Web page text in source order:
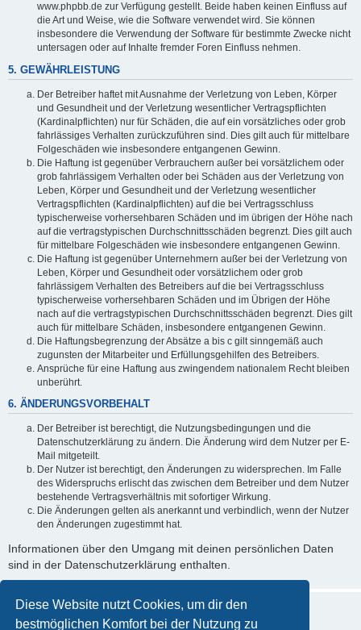
Diese Website nutzt Cookies, um dir den
bestmöglichen Komfort bei der Nutzung zu
www.phpbb.de zur Verfügung gestellt. Beide haben keinen Einfluss auf
die Art und Weise, wie die Software verwendet wird. Sie können
insbesondere die Verwendung der Software für bestimmte Zwecke nicht
untersagen oder auf Inhalte fremder Foren Einfluss nehmen.
5. GEWÄHRLEISTUNG
Der Betreiber haftet mit Ausnahme der Verletzung von Leben, Körper
und Gesundheit und der Verletzung wesentlicher Vertragspflichten
(Kardinalpflichten) nur für Schäden, die auf ein vorsätzliches oder grob
fahrlässiges Verhalten zurückzuführen sind. Dies gilt auch für mittelbare
Folgeschäden wie insbesondere entgangenen Gewinn.
Die Haftung ist gegenüber Verbrauchern außer bei vorsätzlichem oder
grob fahrlässigem Verhalten oder bei Schäden aus der Verletzung von
Leben, Körper und Gesundheit und der Verletzung wesentlicher
Vertragspflichten (Kardinalpflichten) auf die bei Vertragsschluss
typischerweise vorhersehbaren Schäden und im übrigen der Höhe nach
auf die vertragstypischen Durchschnittsschäden begrenzt. Dies gilt auch
für mittelbare Folgeschäden wie insbesondere entgangenen Gewinn.
Die Haftung ist gegenüber Unternehmern außer bei der Verletzung von
Leben, Körper und Gesundheit oder vorsätzlichem oder grob
fahrlässigem Verhalten des Betreibers auf die bei Vertragsschluss
typischerweise vorhersehbaren Schäden und im Übrigen der Höhe
nach auf die vertragstypischen Durchschnittsschäden begrenzt. Dies gilt
auch für mittelbare Schäden, insbesondere entgangenen Gewinn.
Die Haftungsbegrenzung der Absätze a bis c gilt sinngemäß auch
zugunsten der Mitarbeiter und Erfüllungsgehilfen des Betreibers.
Ansprüche für eine Haftung aus zwingendem nationalem Recht bleiben
unberührt.
6. ÄNDERUNGSVORBEHALT
Der Betreiber ist berechtigt, die Nutzungsbedingungen und die
Datenschutzerklärung zu ändern. Die Änderung wird dem Nutzer per E-
Mail mitgeteilt.
Der Nutzer ist berechtigt, den Änderungen zu widersprechen. Im Falle
des Widerspruchs erlischt das zwischen dem Betreiber und dem Nutzer
bestehende Vertragsverhältnis mit sofortiger Wirkung.
Die Änderungen gelten als anerkannt und verbindlich, wenn der Nutzer
den Änderungen zugestimmt hat.
Informationen über den Umgang mit deinen persönlichen Daten
sind in der Datenschutzerklärung enthalten.